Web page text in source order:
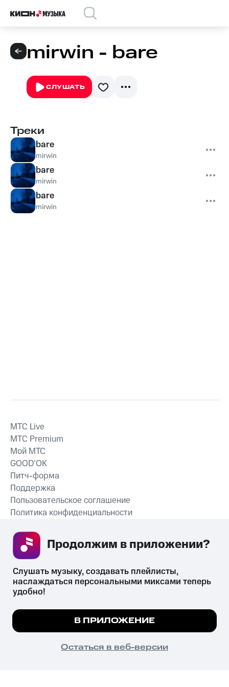
mirwin - bare
СЛУШАТЬ
Треки
bare
mirwin
bare
mirwin
bare
mirwin
СКАЧАТЬ ПРИЛОЖЕНИЕ
MTС Live
MTС Premium
Мой МТС
GOOD’OK
Питч-форма
Поддержка
Пользовательское соглашение
Политика конфиденциальности
психотропных веществ, их аналогов причиняет вред здоровью,
их незаконный оборот запрещён и влечёт установленную
законодательством ответственность.
© 2026 ООО «КИОН».
Все права защищены
Мы используем куки, чтобы на сайте все
Подробнее
ПОНЯТНО
Слушать музыку, создавать плейлисты,
наслаждаться персональными миксами теперь
удобно!
В ПРИЛОЖЕНИЕ
Остаться в веб-версии